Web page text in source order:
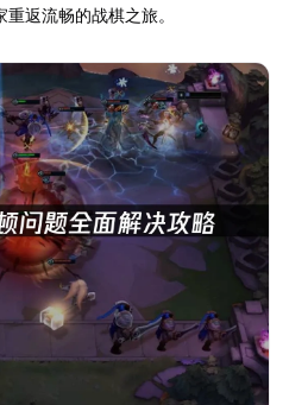
返流畅的战棋之旅。